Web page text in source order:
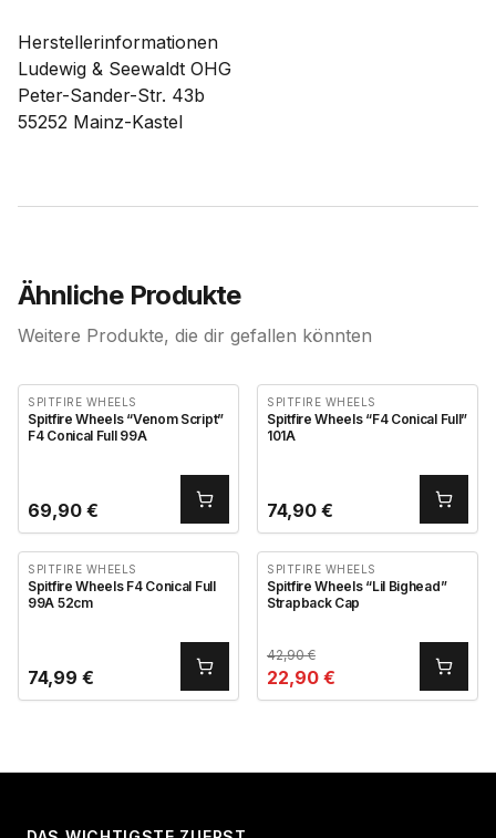
Herstellerinformationen
Ludewig & Seewaldt OHG
Peter-Sander-Str. 43b
55252 Mainz-Kastel
Ähnliche Produkte
Weitere Produkte, die dir gefallen könnten
SPITFIRE WHEELS
Spitfire Wheels “Venom Script”
F4 Conical Full 99A
69,90 €
SPITFIRE WHEELS
Spitfire Wheels “F4 Conical Full”
101A
74,90 €
SPITFIRE WHEELS
Spitfire Wheels F4 Conical Full
99A 52cm
74,99 €
SPITFIRE WHEELS
Spitfire Wheels “Lil Bighead”
Strapback Cap
42,90€
22,90 €